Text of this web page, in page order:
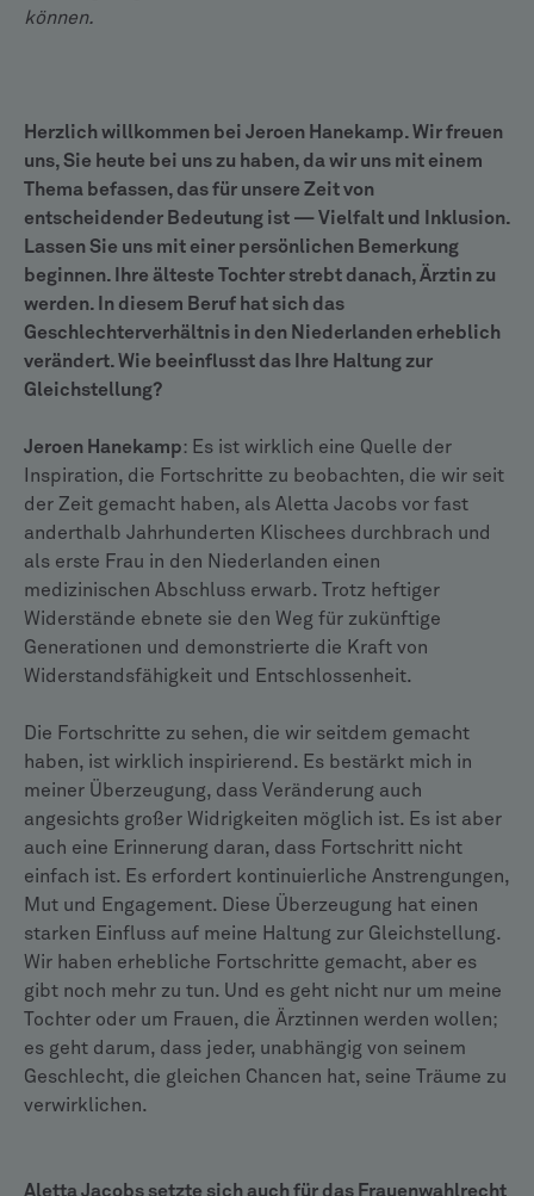
können.
Herzlich willkommen bei Jeroen Hanekamp. Wir freuen
uns, Sie heute bei uns zu haben, da wir uns mit einem
Thema befassen, das für unsere Zeit von
entscheidender Bedeutung ist — Vielfalt und Inklusion.
Lassen Sie uns mit einer persönlichen Bemerkung
beginnen. Ihre älteste Tochter strebt danach, Ärztin zu
werden. In diesem Beruf hat sich das
Geschlechterverhältnis in den Niederlanden erheblich
verändert. Wie beeinflusst das Ihre Haltung zur
Gleichstellung?
Jeroen Hanekamp: Es ist wirklich eine Quelle der
Inspiration, die Fortschritte zu beobachten, die wir seit
der Zeit gemacht haben, als Aletta Jacobs vor fast
anderthalb Jahrhunderten Klischees durchbrach und
als erste Frau in den Niederlanden einen
medizinischen Abschluss erwarb. Trotz heftiger
Widerstände ebnete sie den Weg für zukünftige
Generationen und demonstrierte die Kraft von
Widerstandsfähigkeit und Entschlossenheit.
Die Fortschritte zu sehen, die wir seitdem gemacht
haben, ist wirklich inspirierend. Es bestärkt mich in
meiner Überzeugung, dass Veränderung auch
angesichts großer Widrigkeiten möglich ist. Es ist aber
auch eine Erinnerung daran, dass Fortschritt nicht
einfach ist. Es erfordert kontinuierliche Anstrengungen,
Mut und Engagement. Diese Überzeugung hat einen
starken Einfluss auf meine Haltung zur Gleichstellung.
Wir haben erhebliche Fortschritte gemacht, aber es
gibt noch mehr zu tun. Und es geht nicht nur um meine
Tochter oder um Frauen, die Ärztinnen werden wollen;
es geht darum, dass jeder, unabhängig von seinem
Geschlecht, die gleichen Chancen hat, seine Träume zu
verwirklichen.
Aletta Jacobs setzte sich auch für das Frauenwahlrecht